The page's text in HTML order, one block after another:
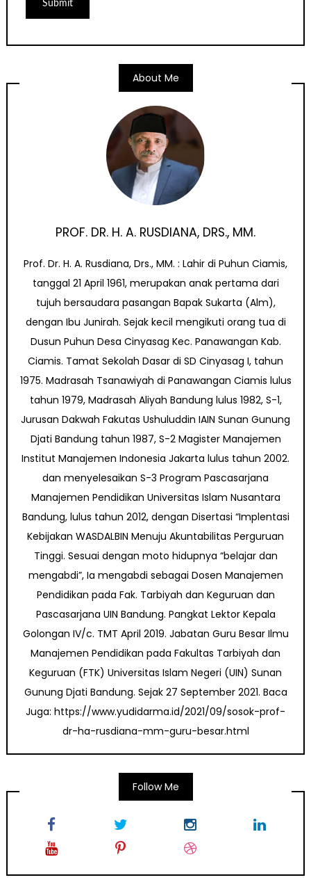
About Me
PROF. DR. H. A. RUSDIANA, DRS., MM.
Prof. Dr. H. A. Rusdiana, Drs., MM. : Lahir di Puhun Ciamis,
tanggal 21 April 1961, merupakan anak pertama dari
tujuh bersaudara pasangan Bapak Sukarta (Alm),
dengan Ibu Junirah. Sejak kecil mengikuti orang tua di
Dusun Puhun Desa Cinyasag Kec. Panawangan Kab.
Ciamis. Tamat Sekolah Dasar di SD Cinyasag I, tahun
1975. Madrasah Tsanawiyah di Panawangan Ciamis lulus
tahun 1979, Madrasah Aliyah Bandung lulus 1982, S-1,
Jurusan Dakwah Fakutas Ushuluddin IAIN Sunan Gunung
Djati Bandung tahun 1987, S-2 Magister Manajemen
Institut Manajemen Indonesia Jakarta lulus tahun 2002.
dan menyelesaikan S-3 Program Pascasarjana
Manajemen Pendidikan Universitas Islam Nusantara
Bandung, lulus tahun 2012, dengan Disertasi “Implentasi
Kebijakan WASDALBIN Menuju Akuntabilitas Perguruan
Tinggi. Sesuai dengan moto hidupnya “belajar dan
mengabdi”, Ia mengabdi sebagai Dosen Manajemen
Pendidikan pada Fak. Tarbiyah dan Keguruan dan
Pascasarjana UIN Bandung. Pangkat Lektor Kepala
Golongan IV/c. TMT April 2019. Jabatan Guru Besar Ilmu
Manajemen Pendidikan pada Fakultas Tarbiyah dan
Keguruan (FTK) Universitas Islam Negeri (UIN) Sunan
Gunung Djati Bandung. Sejak 27 September 2021. Baca
Juga: https://www.yudidarma.id/2021/09/sosok-prof-
dr-ha-rusdiana-mm-guru-besar.html
Follow Me